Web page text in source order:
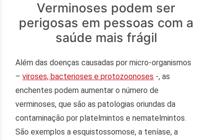
Verminoses podem ser
perigosas em pessoas com a
saúde mais frágil
Além das doenças causadas por micro-organismos
–viroses, bacterioses e protozoonoses -, as
enchentes podem aumentar o número de
verminoses, que são as patologias oriundas da
contaminação por platelmintos e nematelmintos.
São exemplos a esquistossomose, a teníase, a